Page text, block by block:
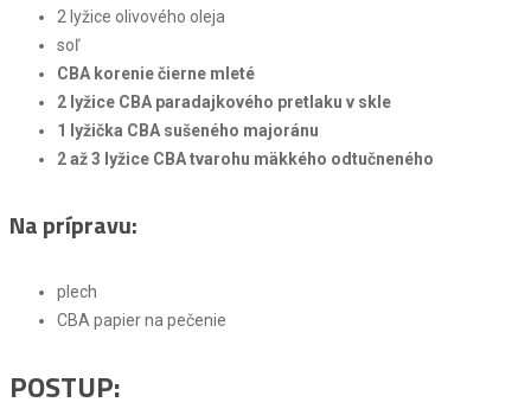
2 lyžice olivového oleja
soľ
CBA korenie čierne mleté
2 lyžice CBA paradajkového pretlaku v skle
1 lyžička CBA sušeného majoránu
2 až 3 lyžice CBA tvarohu mäkkého odtučneného
Na prípravu:
plech
CBA papier na pečenie
POSTUP: